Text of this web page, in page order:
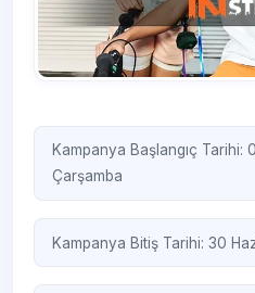
Kampanya Başlangıç Tarihi:
Çarşamba
Kampanya Bitiş Tarihi: 30